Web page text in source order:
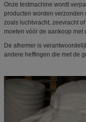
Onze testmachine wordt
producten worden
zoals luchtvracht, zeevracht
moeten vóór de aankoop met
De afnemer is
andere heffingen die met de